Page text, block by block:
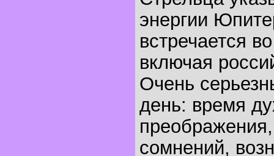
энергии
встречается
включая
Очень
день: время
сомнений,